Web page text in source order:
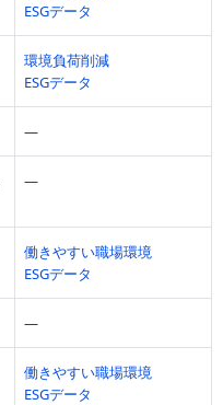
ESGデータ
環境負荷削減
ESGデータ
―
―
働きやすい職場環境
ESGデータ
―
働きやすい職場環境
ESGデータ